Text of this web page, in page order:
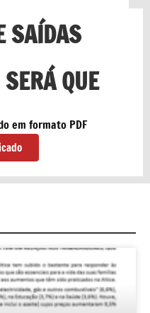
SAÍDAS
QUE
em formato PDF